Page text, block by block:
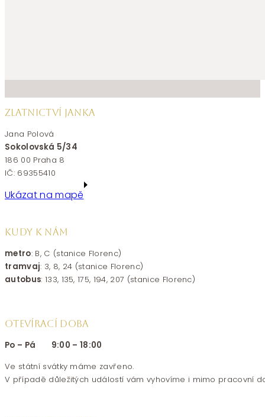
ZLATNICTVÍ JANKA
Jana Polová
Sokolovská 5/34
186 00 Praha 8
IČ: 69355410
Ukázat na mapě
KUDY K NÁM
metro: B, C (stanice Florenc)
tramvaj: 3, 8, 24 (stanice Florenc)
autobus: 133, 135, 175, 194, 207 (stanice Florenc)
OTEVÍRACÍ DOBA
Po – Pá 9:00 – 18:00
Ve státní svátky máme zavřeno.
V případě důležitých událostí vám vyhovíme i mimo pracovní